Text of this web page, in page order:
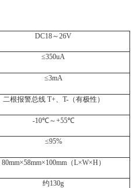
DC18～26V
≤350uA
≤3mA
二根报警总线 T+、T-（有极性）
-10℃～+55℃
≤95%
80mm×58mm×100mm（L×W×H）
约130g